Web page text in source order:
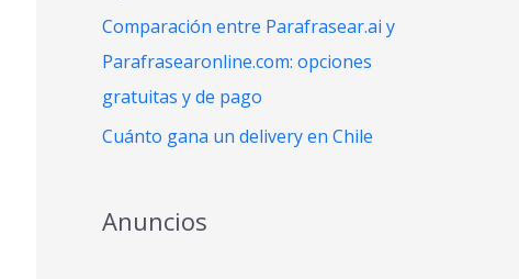
Comparación entre Parafrasear.ai y
Parafrasearonline.com: opciones
gratuitas y de pago
Cuánto gana un delivery en Chile
Anuncios